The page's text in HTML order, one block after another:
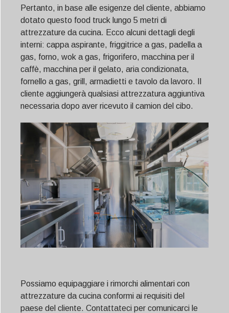
Pertanto, in base alle esigenze del cliente, abbiamo
dotato questo food truck lungo 5 metri di
attrezzature da cucina. Ecco alcuni dettagli degli
interni: cappa aspirante, friggitrice a gas, padella a
gas, forno, wok a gas, frigorifero, macchina per il
caffè, macchina per il gelato, aria condizionata,
fornello a gas, grill, armadietti e tavolo da lavoro. Il
cliente aggiungerà qualsiasi attrezzatura aggiuntiva
necessaria dopo aver ricevuto il camion del cibo.
Possiamo equipaggiare i rimorchi alimentari con
attrezzature da cucina conformi ai requisiti del
paese del cliente. Contattateci per comunicarci le